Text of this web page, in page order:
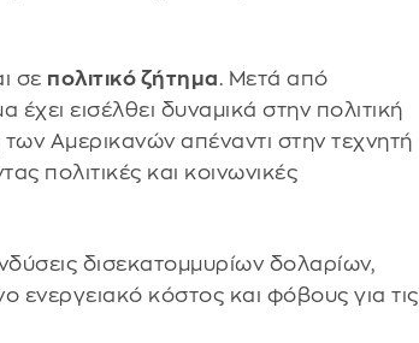
σε πολιτικό ζήτημα. Μετά από
εισέλθει δυναμικά στην πολιτική
Αμερικανών απέναντι στην τεχνητή
πολιτικές και κοινωνικές
δισεκατομμυρίων δολαρίων,
ενεργειακό κόστος και φόβους για τις